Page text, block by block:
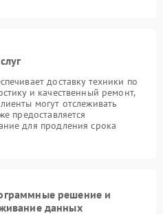
доставку техники по
и качественный ремонт,
могут отслеживать
предоставляется
для продления срока
решение и
данных